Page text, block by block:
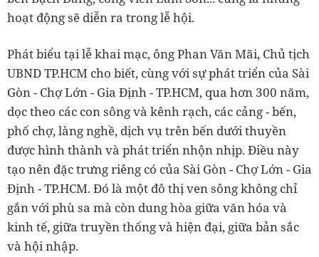
hoạt động sẽ diễn ra trong lễ hội.
Phát biểu tại lễ khai mạc, ông Phan Văn Mãi, Chủ tịch
UBND TP.HCM cho biết, cùng với sự phát triển của Sài
Gòn - Chợ Lớn - Gia Định - TP.HCM, qua hơn 300 năm,
dọc theo các con sông và kênh rạch, các cảng - bến,
phố chợ, làng nghề, dịch vụ trên bến dưới thuyền
được hình thành và phát triển nhộn nhịp. Điều này
tạo nên đặc trưng riêng có của Sài Gòn - Chợ Lớn - Gia
Định - TP.HCM. Đó là một đô thị ven sông không chỉ
gắn với phù sa mà còn dung hòa giữa văn hóa và
kinh tế, giữa truyền thống và hiện đại, giữa bản sắc
và hội nhập.